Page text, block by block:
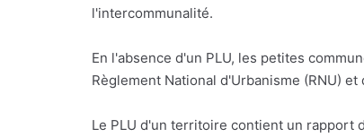
l'intercommunalité.
En l'absence d'un PLU, les petites
Règlement National d'Urbanisme (RNU)
Le PLU d'un territoire contient un rapport